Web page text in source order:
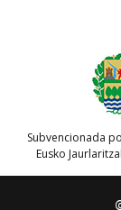
Subvencionada
Eusko